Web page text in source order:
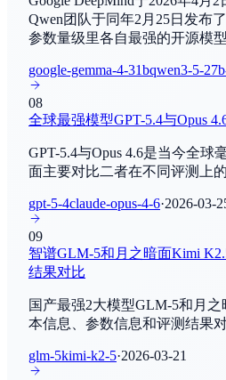
MiniMax M3
ByDeepSeek-AI
Qwen3.7-Plus
By阿里巴巴
ByStepFunAI
Claude Opus 4.8
GPQA
综合评估
AIME2025
ARC-AGI-2
综合评估
Creative Writing
写作和创作
MTEB
文本向量检索
Qwen团队于同年2月25日发布
参数量级里各自最强的开源模型
google-gemma-4-31bqwen3-5-
08
全球最强模型GPT-5.4与Opus
GPT-5.4与Opus 4.6是当今全
面主要对比二者在不同评测上
gpt-5-4claude-opus-4-6·2026-03-
09
智谱GLM-5和月之暗面Kimi
结果对比
国产最强2大模型GLM-5和月
本信息、参数信息和评测结果
glm-5kimi-k2-5·2026-03-21